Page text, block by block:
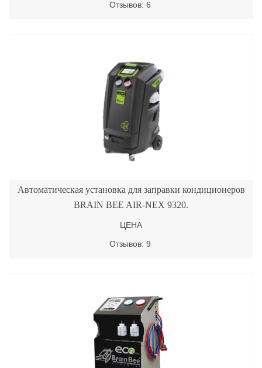
Отзывов: 6
Автоматическая установка для заправки кондиционеров
BRAIN BEE AIR-NEX 9320.
ЦЕНА
Отзывов: 9